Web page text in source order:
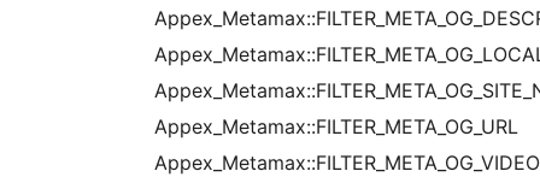
Appex_Metamax::FILTER_META_OG_URL
Appex_Metamax::FILTER_META_OG_VIDEO